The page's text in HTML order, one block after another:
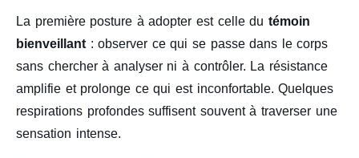
La première posture à adopter est celle du témoin
bienveillant : observer ce qui se passe dans le corps
sans chercher à analyser ni à contrôler. La résistance
amplifie et prolonge ce qui est inconfortable. Quelques
respirations profondes suffisent souvent à traverser une
sensation intense.